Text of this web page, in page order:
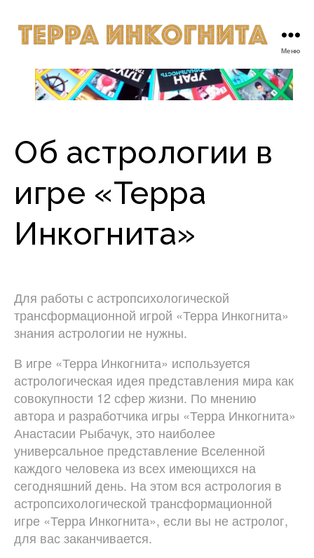
Меню
Об астрологии в
игре «Терра
Инкогнита»
Для работы с астропсихологической
трансформационной игрой «Терра Инкогнита»
знания астрологии не нужны.
В игре «Терра Инкогнита» используется
астрологическая идея представления мира как
совокупности 12 сфер жизни. По мнению
автора и разработчика игры «Терра Инкогнита»
Анастасии Рыбачук, это наиболее
универсальное представление Вселенной
каждого человека из всех имеющихся на
сегодняшний день. На этом вся астрология в
астропсихологической трансформационной
игре «Терра Инкогнита», если вы не астролог,
для вас заканчивается.